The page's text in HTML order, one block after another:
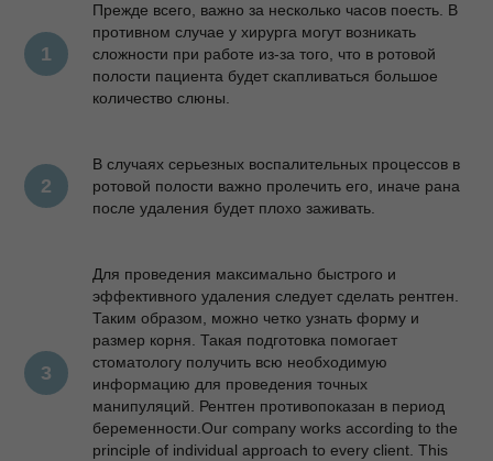
Прежде всего, важно за несколько часов поесть. В
противном случае у хирурга могут возникать
сложности при работе из-за того, что в ротовой
полости пациента будет скапливаться большое
количество слюны.
В случаях серьезных воспалительных процессов в
ротовой полости важно пролечить его, иначе рана
после удаления будет плохо заживать.
Для проведения максимально быстрого и
эффективного удаления следует сделать рентген.
Таким образом, можно четко узнать форму и
размер корня. Такая подготовка помогает
стоматологу получить всю необходимую
информацию для проведения точных
манипуляций. Рентген противопоказан в период
беременности.Our company works according to the
principle of individual approach to every client. This